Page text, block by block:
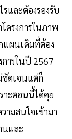
และต้องรองรับ
รงการในภาพ
แผนเดิมที่ต้อง
ารในปี 2567
ชัดเจนแต่ก็
าะตอนนี้ได้คุย
ามสนใจเข้ามา
นและ